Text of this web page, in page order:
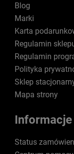
Blog
Marki
Karta
Regulamin
Regulamin
Polityka
Sklep
Mapa strony
Informacje
Status